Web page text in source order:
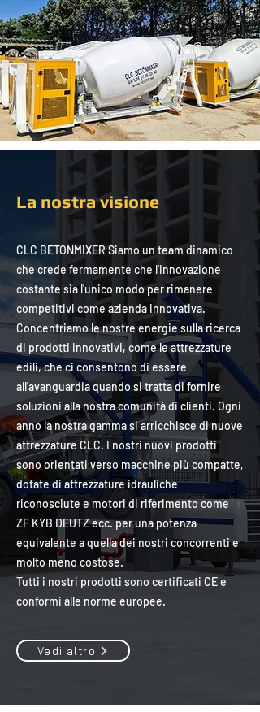
La nostra visione
​CLC BETONMIXER Siamo un team dinamico
che crede fermamente che l'innovazione
costante sia l'unico modo per rimanere
competitivi come azienda innovativa.
Concentriamo le nostre energie sulla ricerca
di prodotti innovativi, come le attrezzature
edili, che ci consentono di essere
all'avanguardia quando si tratta di fornire
soluzioni alla nostra comunità di clienti. Ogni
anno la nostra gamma si arricchisce di nuove
attrezzature CLC. I nostri nuovi prodotti
sono orientati verso macchine più compatte,
dotate di attrezzature idrauliche
riconosciute e motori di riferimento come
ZF KYB DEUTZ ecc. per una potenza
equivalente a quella dei nostri concorrenti e
molto meno costose.
Tutti i nostri prodotti sono certificati CE e
conformi alle norme europee.
Vedi altro